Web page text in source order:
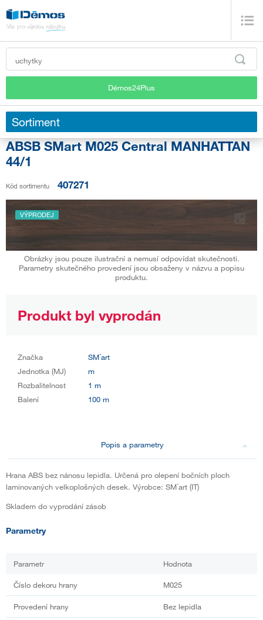
Démos24Plus
Sortiment
ABSB SMart M025 Central MANHATTAN
44/1
Kód sortimentu 407271
VÝPRODEJ
Obrázky jsou pouze ilustrační a nemusí odpovídat skutečnosti.
Parametry skutečného provedení jsou obsaženy v názvu a popisu
produktu.
Produkt byl vyprodán
Značka
SM´art
Jednotka (MJ)
m
Rozbalitelnost
1 m
Balení
100 m
Popis a parametry
Hrana ABS bez nánosu lepidla. Určená pro olepení bočních ploch
laminovaných velkoplošných desek. Výrobce: SM´art (IT)
Skladem do vyprodání zásob
Parametry
Parametr Hodnota
Číslo dekoru hrany M025
Provedení hrany Bez lepidla